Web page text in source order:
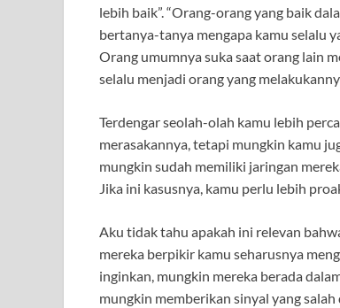
lebih baik”. “Orang-orang yang baik
bertanya-tanya mengapa kamu selalu
Orang umumnya suka saat orang lain
selalu menjadi orang yang
Terdengar seolah-olah kamu lebih
merasakannya, tetapi mungkin kamu
mungkin sudah memiliki jaringan
Jika ini kasusnya, kamu perlu lebih
Aku tidak tahu apakah ini relevan
mereka berpikir kamu seharusnya
inginkan, mungkin mereka berada
mungkin memberikan sinyal yang